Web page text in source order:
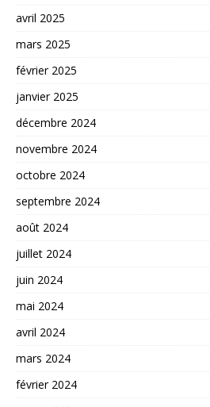
avril 2025
mars 2025
février 2025
janvier 2025
décembre 2024
novembre 2024
octobre 2024
septembre 2024
août 2024
juillet 2024
juin 2024
mai 2024
avril 2024
mars 2024
février 2024